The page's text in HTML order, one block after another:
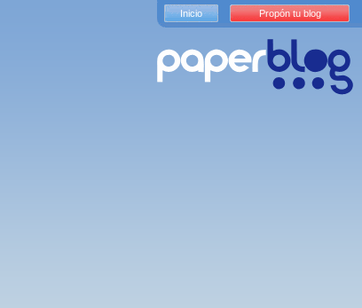
Inicio Propón tu blog